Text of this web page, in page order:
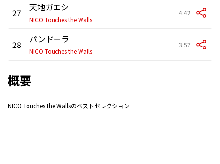
27 天地ガエシ
NICO Touches the Walls
4:42
28 パンドーラ
NICO Touches the Walls
3:57
概要
NICO Touches the Wallsのベストセレクション